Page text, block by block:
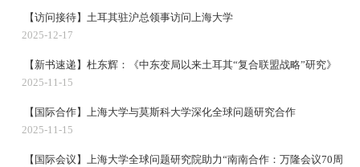
【访问接待】土耳其驻沪总领事访问上海大学
2025-12-17
【新书速递】杜东辉：《中东变局以来土耳其“复合联盟战略”研究》
2025-11-15
【国际合作】上海大学与莫斯科大学深化全球问题研究合作
2025-11-15
【国际会议】上海大学全球问题研究院助力“南南合作：万隆会议70周